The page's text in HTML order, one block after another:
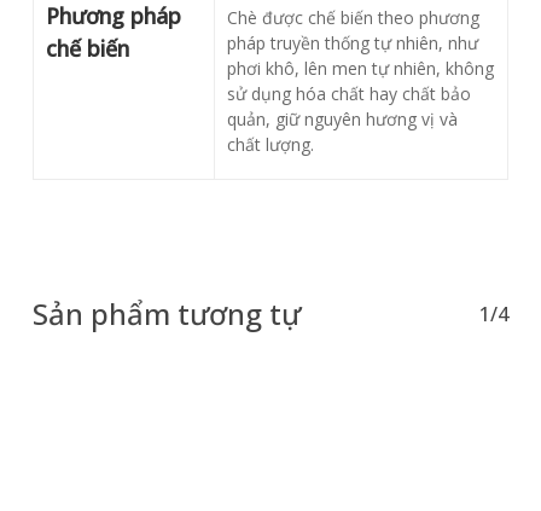
Phương pháp
chế biến
Chè được chế biến theo phương
pháp truyền thống tự nhiên, như
phơi khô, lên men tự nhiên, không
sử dụng hóa chất hay chất bảo
quản, giữ nguyên hương vị và
chất lượng.
Sản phẩm tương tự 1/4